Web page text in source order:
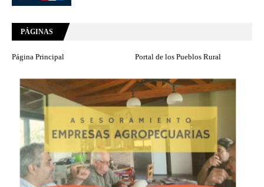
PÁGINAS
Página Principal Portal de los Pueblos Rural